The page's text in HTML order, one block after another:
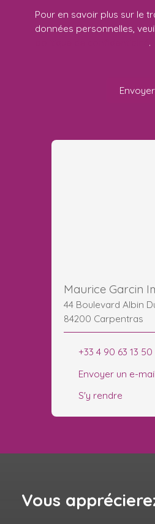
Pour en savoir plus sur le
données personnelles,
.
Envoyer
44 Boulevard Albin
84200 Carpentras
+33 4 90 63 13 50
Envoyer un e-mail
S'y rendre
Vous